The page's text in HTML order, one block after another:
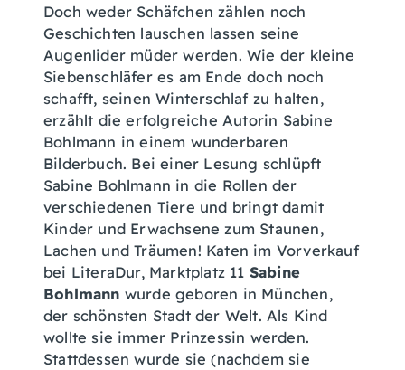
Doch weder Schäfchen zählen noch
Geschichten lauschen lassen seine
Augenlider müder werden. Wie der kleine
Siebenschläfer es am Ende doch noch
schafft, seinen Winterschlaf zu halten,
erzählt die erfolgreiche Autorin Sabine
Bohlmann in einem wunderbaren
Bilderbuch. Bei einer Lesung schlüpft
Sabine Bohlmann in die Rollen der
verschiedenen Tiere und bringt damit
Kinder und Erwachsene zum Staunen,
Lachen und Träumen! Katen im Vorverkauf
bei LiteraDur, Marktplatz 11 Sabine
Bohlmann wurde geboren in München,
der schönsten Stadt der Welt. Als Kind
wollte sie immer Prinzessin werden.
Stattdessen wurde sie (nachdem sie